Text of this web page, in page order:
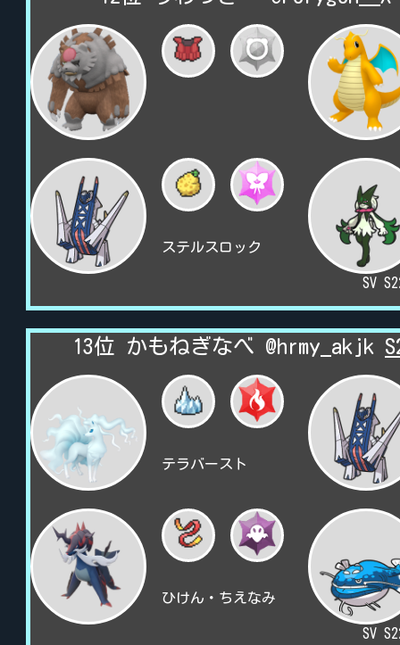
ステルスロック
SV
13位 かもねぎなべ @hrmy_akjk
テラバースト
ひけん・ちえなみ
SV